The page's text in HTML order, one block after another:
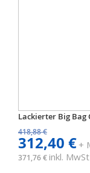
Lackierter Big Bag
418,88 €
312,40 €+
371,76 € inkl. MwSt